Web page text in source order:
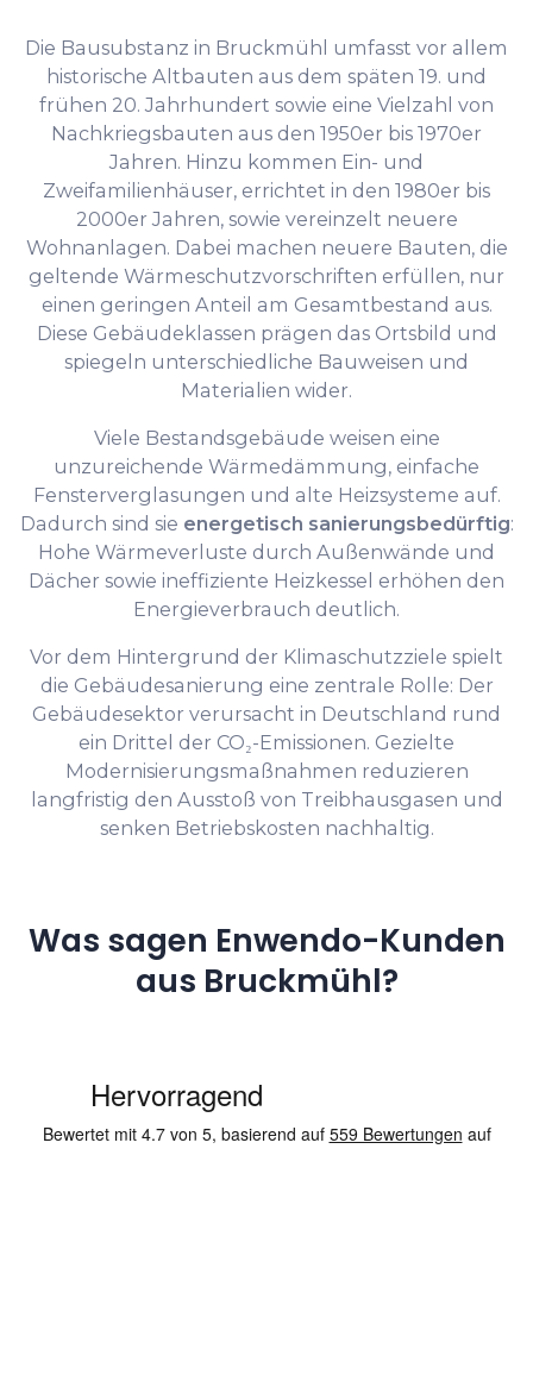
Die Bausubstanz in Bruckmühl umfasst vor allem
historische Altbauten aus dem späten 19. und
frühen 20. Jahrhundert sowie eine Vielzahl von
Nachkriegsbauten aus den 1950er bis 1970er
Jahren. Hinzu kommen Ein- und
Zweifamilienhäuser, errichtet in den 1980er bis
2000er Jahren, sowie vereinzelt neuere
Wohnanlagen. Dabei machen neuere Bauten, die
geltende Wärmeschutzvorschriften erfüllen, nur
einen geringen Anteil am Gesamtbestand aus.
Diese Gebäudeklassen prägen das Ortsbild und
spiegeln unterschiedliche Bauweisen und
Materialien wider.
Viele Bestandsgebäude weisen eine
unzureichende Wärmedämmung, einfache
Fensterverglasungen und alte Heizsysteme auf.
Dadurch sind sie energetisch sanierungsbedürftig:
Hohe Wärmeverluste durch Außenwände und
Dächer sowie ineffiziente Heizkessel erhöhen den
Energieverbrauch deutlich.
Vor dem Hintergrund der Klimaschutzziele spielt
die Gebäudesanierung eine zentrale Rolle: Der
Gebäudesektor verursacht in Deutschland rund
ein Drittel der CO₂-Emissionen. Gezielte
Modernisierungsmaßnahmen reduzieren
langfristig den Ausstoß von Treibhausgasen und
senken Betriebskosten nachhaltig.
Was sagen Enwendo-Kunden
aus Bruckmühl?